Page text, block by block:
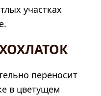
участках
переносит
в цветущем